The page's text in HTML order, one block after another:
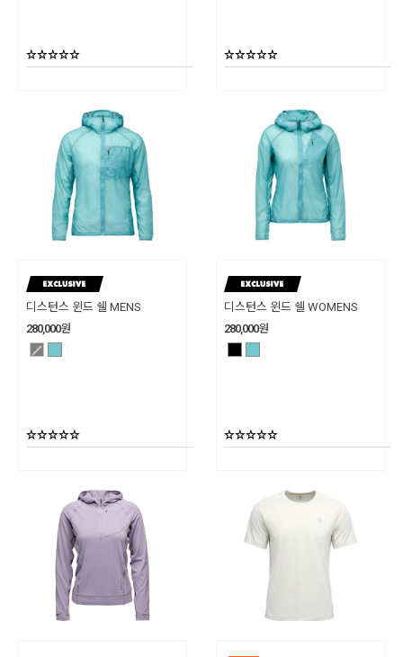
디스턴스 윈드 쉘 MENS
280,000원
디스턴스 윈드 쉘 WOMENS
280,000원